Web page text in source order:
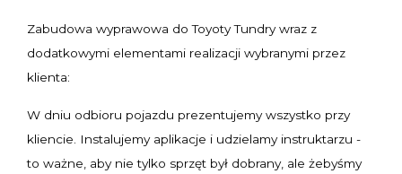
Zabudowa wyprawowa do Toyoty Tundry wraz z
dodatkowymi elementami realizacji wybranymi przez
klienta:
W dniu odbioru pojazdu prezentujemy wszystko przy
kliencie. Instalujemy aplikacje i udzielamy instruktarzu -
to ważne, aby nie tylko sprzęt był dobrany, ale żebyśmy